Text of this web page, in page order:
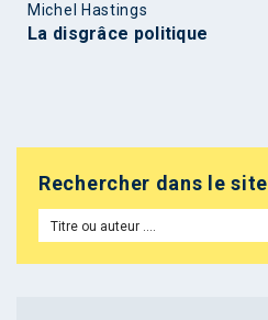
Michel Hastings
La disgrâce politique
Rechercher dans le site